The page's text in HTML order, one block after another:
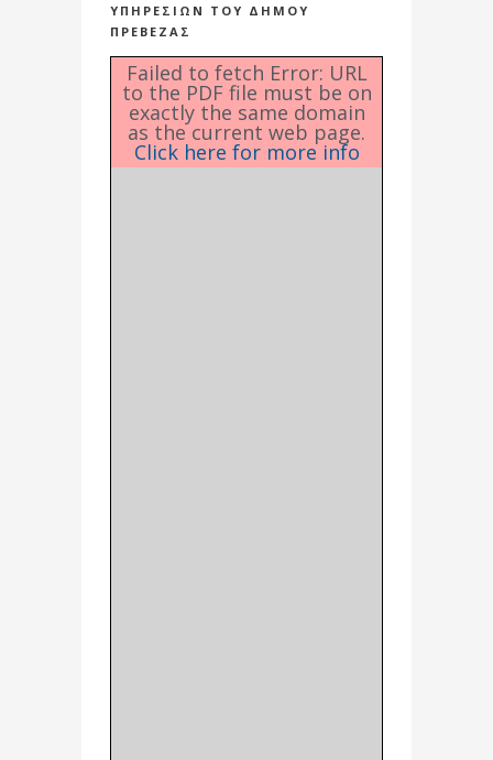
ΥΠΗΡΕΣΙΩΝ ΤΟΥ ΔΗΜΟΥ
ΠΡΕΒΕΖΑΣ
Failed to fetch Error: URL
to the PDF file must be on
exactly the same domain
as the current web page.
Click here for more info